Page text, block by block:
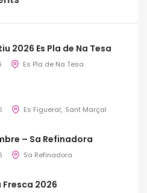
2026 Es Pla de Na Tesa
Es Pla de Na Tesa
Es Figueral Sant Marçal
– Sa Refinadora
Sa Refinadora
2026